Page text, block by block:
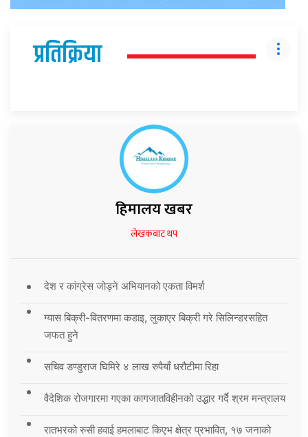
प्रतिक्रिया
हिमालय खबर
लेखकबाट थप
देश र कांग्रेस जोड्ने अभियानको एकता विमर्श
ग्यास बिक्री-वितरणमा कडाइ, लुकाएर बिक्री गरे सिलिन्डरसहित
जफत हुने
सचिव डण्डुराज घिमिरे ४ लाख रुपैयाँ धरौटीमा रिहा
वैदेशिक रोजगारमा गएका कागजातविहीनको उद्धार गर्दै श्रम मन्त्रालय
रातभरको रुसी हवाई हमलाबाट किएभ क्षेत्र प्रभावित, १७ जनाको